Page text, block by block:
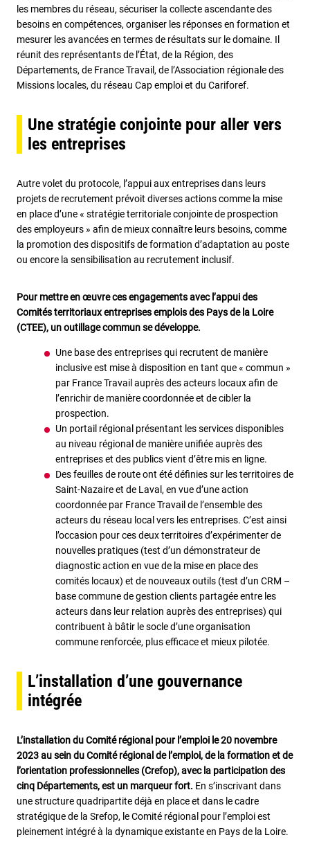
les membres du réseau, sécuriser la collecte ascendante des
besoins en compétences, organiser les réponses en formation et
mesurer les avancées en termes de résultats sur le domaine. Il
réunit des représentants de l’État, de la Région, des
Départements, de France Travail, de l’Association régionale des
Missions locales, du réseau Cap emploi et du Cariforef.
Une stratégie conjointe pour aller vers
les entreprises
Autre volet du protocole, l’appui aux entreprises dans leurs
projets de recrutement prévoit diverses actions comme la mise
en place d’une « stratégie territoriale conjointe de prospection
des employeurs » afin de mieux connaître leurs besoins, comme
la promotion des dispositifs de formation d’adaptation au poste
ou encore la sensibilisation au recrutement inclusif.
Pour mettre en œuvre ces engagements avec l’appui des
Comités territoriaux entreprises emplois des Pays de la Loire
(CTEE), un outillage commun se développe.
Une base des entreprises qui recrutent de manière
inclusive est mise à disposition en tant que « commun »
par France Travail auprès des acteurs locaux afin de
l’enrichir de manière coordonnée et de cibler la
prospection.
Un portail régional présentant les services disponibles
au niveau régional de manière unifiée auprès des
entreprises et des publics vient d’être mis en ligne.
Des feuilles de route ont été définies sur les territoires de
Saint-Nazaire et de Laval, en vue d’une action
coordonnée par France Travail de l’ensemble des
acteurs du réseau local vers les entreprises. C’est ainsi
l’occasion pour ces deux territoires d’expérimenter de
nouvelles pratiques (test d’un démonstrateur de
diagnostic action en vue de la mise en place des
comités locaux) et de nouveaux outils (test d’un CRM –
base commune de gestion clients partagée entre les
acteurs dans leur relation auprès des entreprises) qui
contribuent à bâtir le socle d’une organisation
commune renforcée, plus efficace et mieux pilotée.
L’installation d’une gouvernance
intégrée
L’installation du Comité régional pour l’emploi le 20 novembre
2023 au sein du Comité régional de l’emploi, de la formation et de
l’orientation professionnelles (Crefop), avec la participation des
cinq Départements, est un marqueur fort. En s’inscrivant dans
une structure quadripartite déjà en place et dans le cadre
stratégique de la Srefop, le Comité régional pour l’emploi est
pleinement intégré à la dynamique existante en Pays de la Loire.